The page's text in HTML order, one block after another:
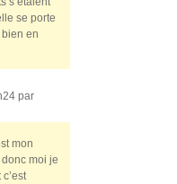
se porte
en
par
mon
moi je